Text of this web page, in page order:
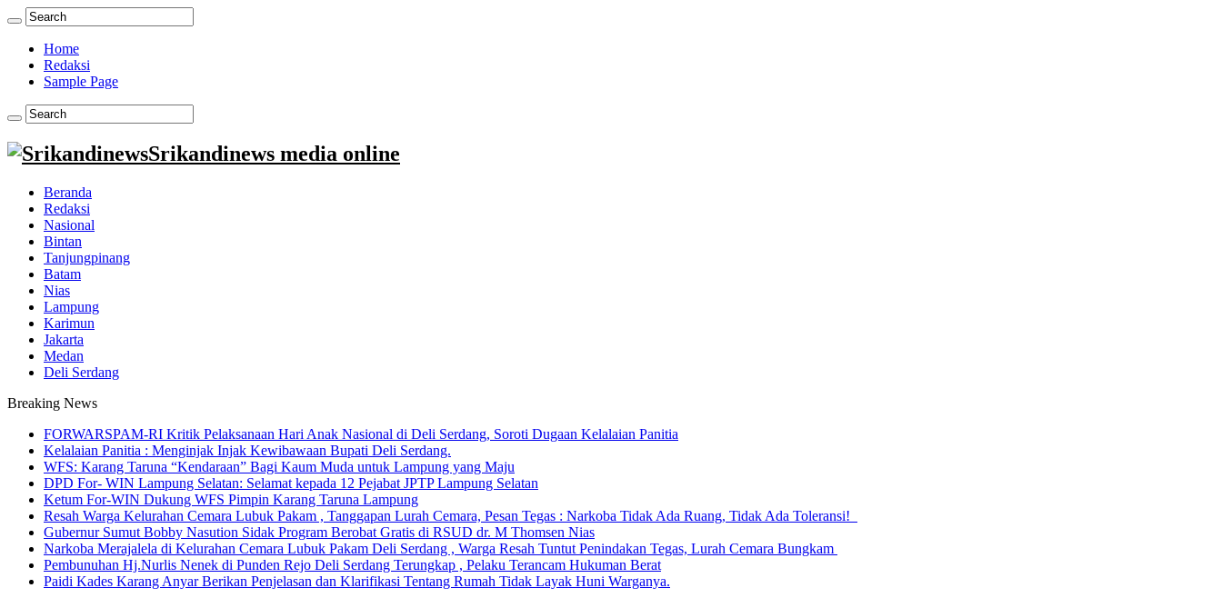
Home
Redaksi
Sample Page
Srikandinews media online
Beranda
Redaksi
Nasional
Bintan
Tanjungpinang
Batam
Nias
Lampung
Karimun
Jakarta
Medan
Deli Serdang
Breaking News
FORWARSPAM-RI Kritik Pelaksanaan Hari Anak Nasional di Deli Serdang, Soroti Dugaan Kelalaian Panitia
Kelalaian Panitia : Menginjak Injak Kewibawaan Bupati Deli Serdang.
WFS: Karang Taruna “Kendaraan” Bagi Kaum Muda untuk Lampung yang Maju
DPD For- WIN Lampung Selatan: Selamat kepada 12 Pejabat JPTP Lampung Selatan
Ketum For-WIN Dukung WFS Pimpin Karang Taruna Lampung
Resah Warga Kelurahan Cemara Lubuk Pakam , Tanggapan Lurah Cemara, Pesan Tegas : Narkoba Tidak Ada Ruang, Tidak Ada Toleransi!
Gubernur Sumut Bobby Nasution Sidak Program Berobat Gratis di RSUD dr. M Thomsen Nias
Narkoba Merajalela di Kelurahan Cemara Lubuk Pakam Deli Serdang , Warga Resah Tuntut Penindakan Tegas, Lurah Cemara Bungkam
Pembunuhan Hj.Nurlis Nenek di Punden Rejo Deli Serdang Terungkap , Pelaku Terancam Hukuman Berat
Paidi Kades Karang Anyar Berikan Penjelasan dan Klarifikasi Tentang Rumah Tidak Layak Huni Warganya.